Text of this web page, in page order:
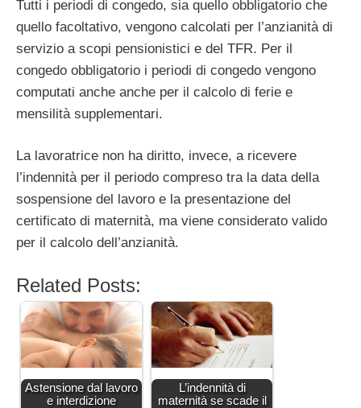
Tutti i periodi di congedo, sia quello obbligatorio che
quello facoltativo, vengono calcolati per l’anzianità di
servizio a scopi pensionistici e del TFR. Per il
congedo obbligatorio i periodi di congedo vengono
computati anche anche per il calcolo di ferie e
mensilità supplementari.
La lavoratrice non ha diritto, invece, a ricevere
l’indennità per il periodo compreso tra la data della
sospensione del lavoro e la presentazione del
certificato di maternità, ma viene considerato valido
per il calcolo dell’anzianità.
Related Posts:
Astensione dal lavoro
e interdizione
L’indennità di
maternità se scade il